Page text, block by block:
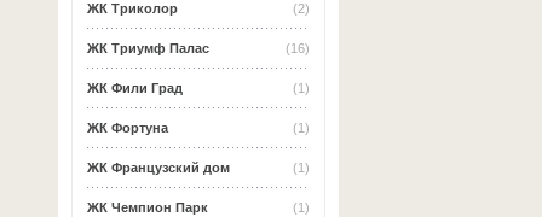
(2)
ЖК Триколор
(16)
ЖК Триумф Палас
(1)
ЖК Фили Град
(1)
ЖК Фортуна
(1)
ЖК Французский дом
(1)
ЖК Чемпион Парк